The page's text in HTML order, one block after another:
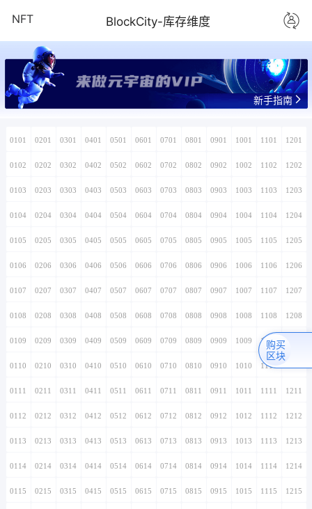
NFT BlockCity-库存维度
来做元宇宙的VIP
新手指南
0101 0201 0301 0401 0501 0601 0701 0801 0901 1001 1101 1201
0102 0202 0302 0402 0502 0602 0702 0802 0902 1002 1102 1202
0103 0203 0303 0403 0503 0603 0703 0803 0903 1003 1103 1203
0104 0204 0304 0404 0504 0604 0704 0804 0904 1004 1104 1204
0105 0205 0305 0405 0505 0605 0705 0805 0905 1005 1105 1205
0106 0206 0306 0406 0506 0606 0706 0806 0906 1006 1106 1206
0107 0207 0307 0407 0507 0607 0707 0807 0907 1007 1107 1207
0108 0208 0308 0408 0508 0608 0708 0808 0908 1008 1108 1208
0109 0209 0309 0409 0509 0609 0709 0809 0909 1009 1109
0110 0210 0310 0410 0510 0610 0710 0810 0910 1010 1110
0111 0211 0311 0411 0511 0611 0711 0811 0911 1011 1111 1211
0112 0212 0312 0412 0512 0612 0712 0812 0912 1012 1112 1212
0113 0213 0313 0413 0513 0613 0713 0813 0913 1013 1113 1213
0114 0214 0314 0414 0514 0614 0714 0814 0914 1014 1114 1214
0115 0215 0315 0415 0515 0615 0715 0815 0915 1015 1115 1215
购买
区块